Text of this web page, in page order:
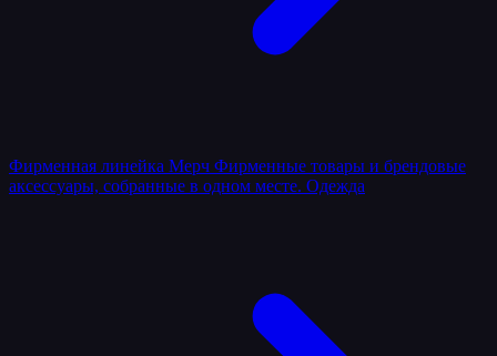
Фирменная линейка Мерч Фирменные товары и брендовые
аксессуары, собранные в одном месте. Одежда